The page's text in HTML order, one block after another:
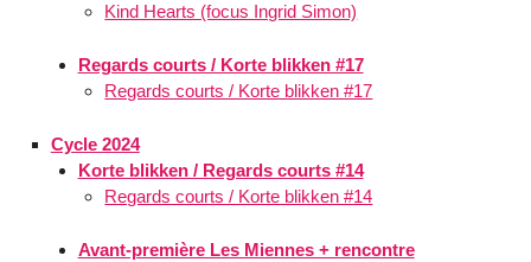
Kind Hearts (focus Ingrid Simon)
Regards courts / Korte blikken #17
Regards courts / Korte blikken #17
Cycle 2024
Korte blikken / Regards courts #14
Regards courts / Korte blikken #14
Avant-première Les Miennes + rencontre